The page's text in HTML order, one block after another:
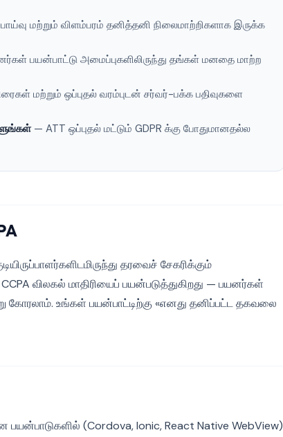
மற்றும் விளம்பரம் தனித்தனி நிலைமாற்றிகளாக இருக்க
பயன்பாட்டு அமைப்புகளிலிருந்து தங்கள் மனதை மாற்ற
மற்றும் ஒப்புதல் வரம்புடன் சர்வர்-பக்க பதிவுகளை
— ATT ஒப்புதல் மட்டும் GDPR க்கு போதுமானதல்ல
தரவைச் சேகரிக்கும்
விலகல் மாதிரியைப் பயன்படுத்துகிறது — பயனர்கள்
கோரலாம். உங்கள் பயன்பாட்டிற்கு «எனது தனிப்பட்ட தகவலை
(Cordova, Ionic, React Native WebView)